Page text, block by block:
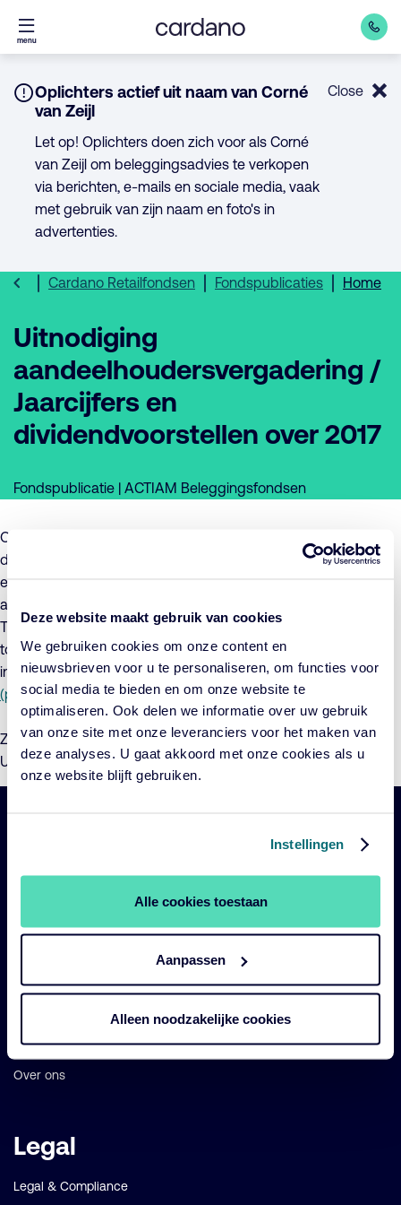
Deze website maakt gebruik van cookies
We gebruiken cookies om onze content en
nieuwsbrieven voor u te personaliseren, om functies voor
social media te bieden en om onze website te
optimaliseren. Ook delen we informatie over uw gebruik
van onze site met onze leveranciers voor het maken van
deze analyses. U gaat akkoord met onze cookies als u
onze website blijft gebruiken.
Instellingen
Alle cookies toestaan
Aanpassen
Alleen noodzakelijke cookies
Direct
naar
menu
Notice:
Oplichters actief uit naam van Corné
van Zeijl
Let op! Oplichters doen zich voor als Corné
van Zeijl om beleggingsadvies te verkopen
via berichten, e-mails en sociale media, vaak
met gebruik van zijn naam en foto's in
advertenties.
Close
Home
Fondspublicaties
Cardano Retailfondsen
Uitnodiging
aandeelhoudersvergadering /
Jaarcijfers en
dividendvoorstellen over 2017
Fondspublicatie | ACTIAM Beleggingsfondsen
Op 7 maart 2018 zijn de jaarcijfers 2017 en de
dividendvoorstellen over 2017 bekend gemaakt. Daarnaast is
een oproepingsadvertentie voor de
aandeelhoudersvergadering van 18 april 2018 gepubliceerd.
Tijdens deze vergadering wordt o.a. gestemd op een voorstel
tot wijziging van de statuten van de vennootschap. Ter
informatie hierbij deconceptakte van de statutenwijziging
(pdf).
Zie ook deadvertentie (pdf)en hetpersbericht (pdf).
U treft het jaarverslag 2017 aan opdeze pagina.
links
Diensten
Perspectives
Over ons
Legal
Legal & Compliance